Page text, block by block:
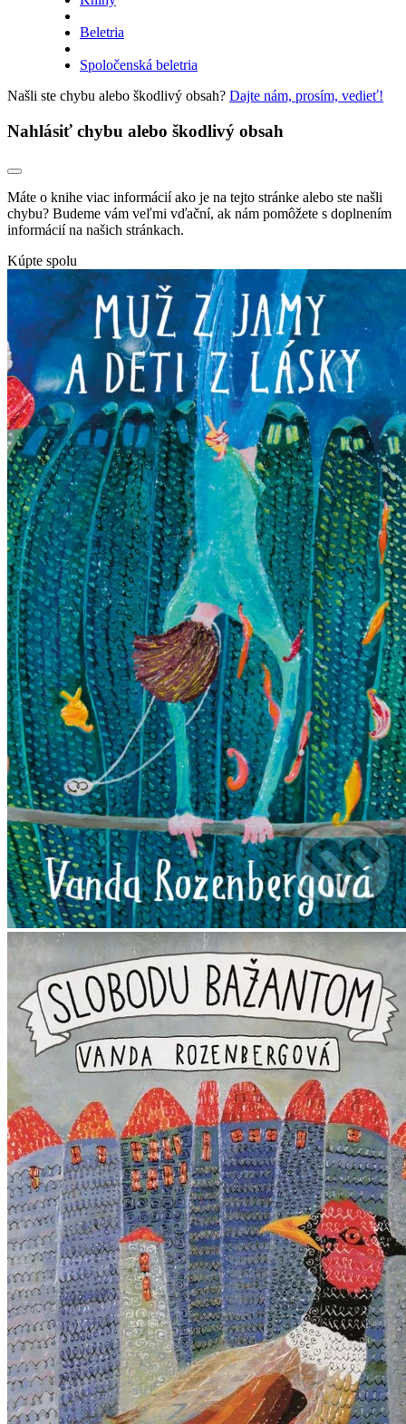
Beletria
Spoločenská beletria
Našli ste chybu alebo škodlivý obsah? Dajte nám, prosím, vedieť!
Nahlásiť chybu alebo škodlivý obsah
Máte o knihe viac informácií ako je na tejto stránke alebo ste našli
chybu? Budeme vám veľmi vďační, ak nám pomôžete s doplnením
informácií na našich stránkach.
Kúpte spolu